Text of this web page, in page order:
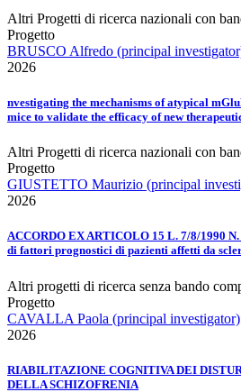
Altri Progetti di ricerca nazionali con
Progetto
BRUSCO Alfredo (principal
2026
nvestigating the mechanisms of atypical
mice to validate the efficacy of new
Altri Progetti di ricerca nazionali con
Progetto
GIUSTETTO Maurizio (principal
2026
ACCORDO EX ARTICOLO 15 L. 7/8/1990
di fattori prognostici di pazienti affetti da
Altri progetti di ricerca senza bando
Progetto
CAVALLA Paola (principal investigator)
2026
RIABILITAZIONE COGNITIVA DEI
DELLA SCHIZOFRENIA